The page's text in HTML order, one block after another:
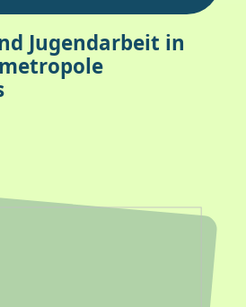
Jugendarbeit in